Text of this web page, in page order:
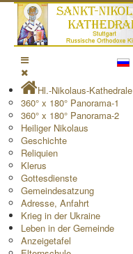
Hl.-Nikolaus-Kathedrale
360° x 180° Panorama-1
360° x 180° Panorama-2
Heiliger Nikolaus
Geschichte
Reliquien
Klerus
Gottesdienste
Gemeindesatzung
Adresse, Anfahrt
Krieg in der Ukraine
Leben in der Gemeinde
Anzeigetafel